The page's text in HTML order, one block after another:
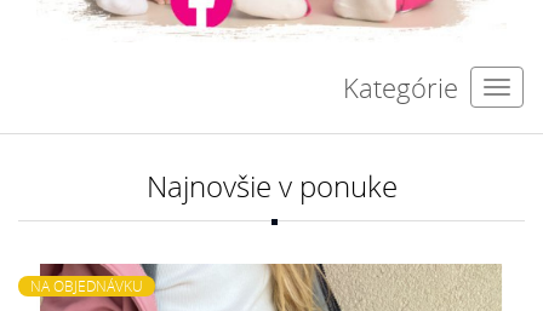
Kategórie
Najnovšie v ponuke
NA OBJEDNÁVKU